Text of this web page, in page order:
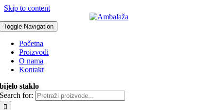
Skip to content
Toggle Navigation
Početna
Proizvodi
O nama
Kontakt
bijelo staklo
Search for: